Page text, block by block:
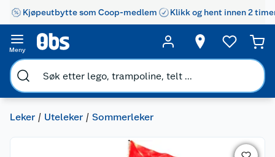
Kjøpeutbytte som Coop-medlem Klikk og hent innen 2
Meny
Leker Uteleker Sommerleker